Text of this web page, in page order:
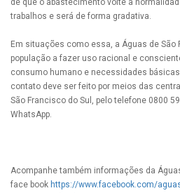
de que o abastecimento volte à
trabalhos e será de forma gradativa.
Em situações como essa, a Águas de São
população a fazer uso racional e
consumo humano e necessidades
contato deve ser feito por meios das
São Francisco do Sul, pelo telefone 0800
WhatsApp.
Acompanhe também informações da
face book https://www.facebook.com/